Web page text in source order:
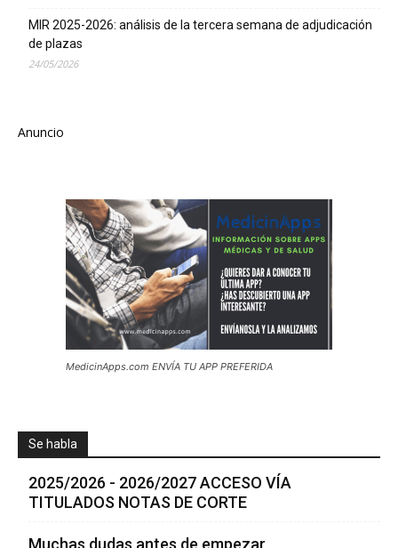
MIR 2025-2026: análisis de la tercera semana de adjudicación
de plazas
24/05/2026
Anuncio
MedicinApps.com ENVÍA TU APP PREFERIDA
Se habla
2025/2026 - 2026/2027 ACCESO VÍA
TITULADOS NOTAS DE CORTE
Muchas dudas antes de empezar